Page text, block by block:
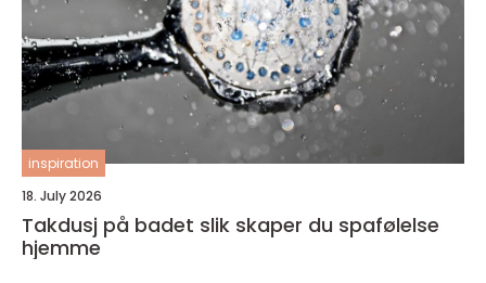
inspiration
18. July 2026
Takdusj på badet slik skaper du spafølelse
hjemme